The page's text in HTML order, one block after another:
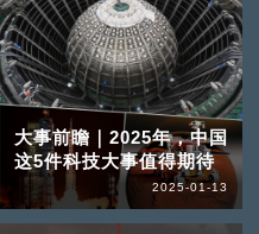
大事前瞻｜2025年，中国
这5件科技大事值得期待
2025-01-13